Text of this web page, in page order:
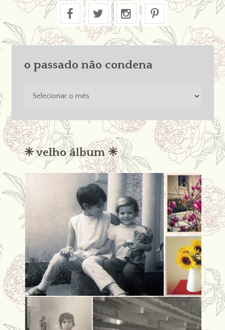
o passado não condena
condena
✳︎ velho álbum ✳︎